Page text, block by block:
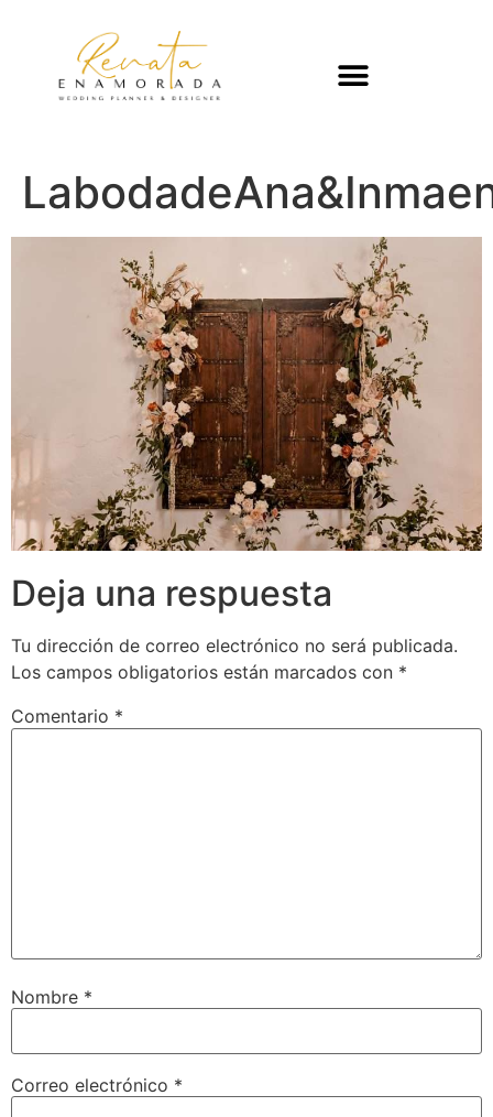
Deja una respuesta
Tu dirección de correo electrónico no será publicada.
Los campos obligatorios están marcados con *
Comentario *
Nombre *
Correo electrónico *